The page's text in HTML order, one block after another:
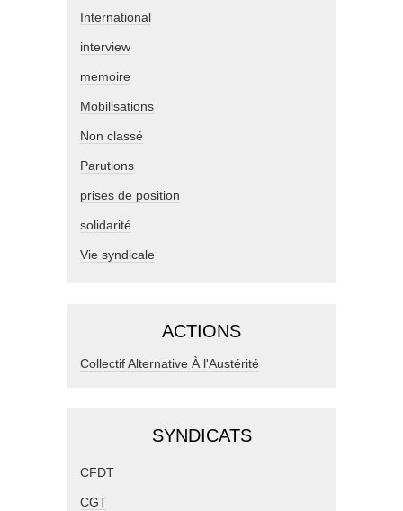
International
interview
memoire
Mobilisations
Non classé
Parutions
prises de position
solidarité
Vie syndicale
ACTIONS
Collectif Alternative À l'Austérité
SYNDICATS
CFDT
CGT